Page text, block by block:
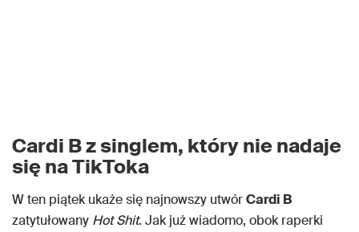
Cardi B z singlem, który nie nadaje
się na TikToka
W ten piątek ukaże się najnowszy utwórCardi B
zatytułowany Hot Shit. Jak już wiadomo, obok raperki